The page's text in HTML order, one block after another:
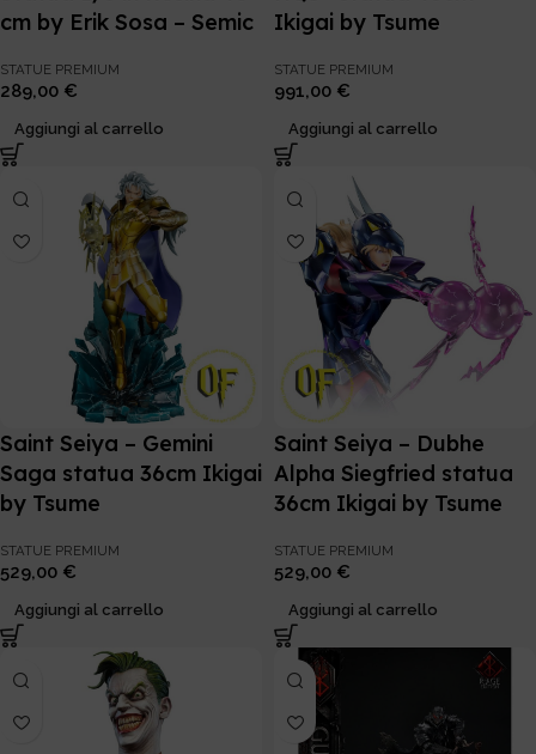
cm by Erik Sosa – Semic
STATUE PREMIUM
289,00 €
Aggiungi al carrello
Ikigai by Tsume
STATUE PREMIUM
991,00 €
Aggiungi al carrello
Saint Seiya – Gemini
Saga statua 36cm Ikigai
by Tsume
STATUE PREMIUM
529,00 €
Aggiungi al carrello
Saint Seiya – Dubhe
Alpha Siegfried statua
36cm Ikigai by Tsume
STATUE PREMIUM
529,00 €
Aggiungi al carrello